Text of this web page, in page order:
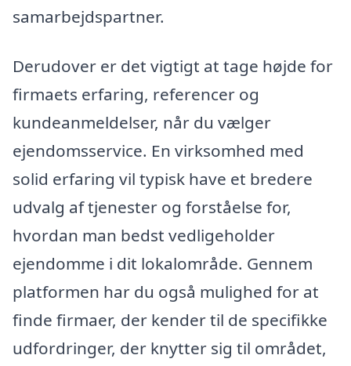
samarbejdspartner.
Derudover er det vigtigt at tage højde for
firmaets erfaring, referencer og
kundeanmeldelser, når du vælger
ejendomsservice. En virksomhed med
solid erfaring vil typisk have et bredere
udvalg af tjenester og forståelse for,
hvordan man bedst vedligeholder
ejendomme i dit lokalområde. Gennem
platformen har du også mulighed for at
finde firmaer, der kender til de specifikke
udfordringer, der knytter sig til området,